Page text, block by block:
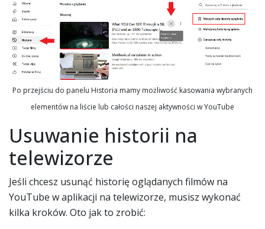
Po przejściu do panelu Historia mamy możliwość kasowania wybranych
elementów na liście lub całości naszej aktywności w YouTube
Usuwanie historii na
telewizorze
Jeśli chcesz usunąć historię oglądanych filmów na
YouTube w aplikacji na telewizorze, musisz wykonać
kilka kroków. Oto jak to zrobić: